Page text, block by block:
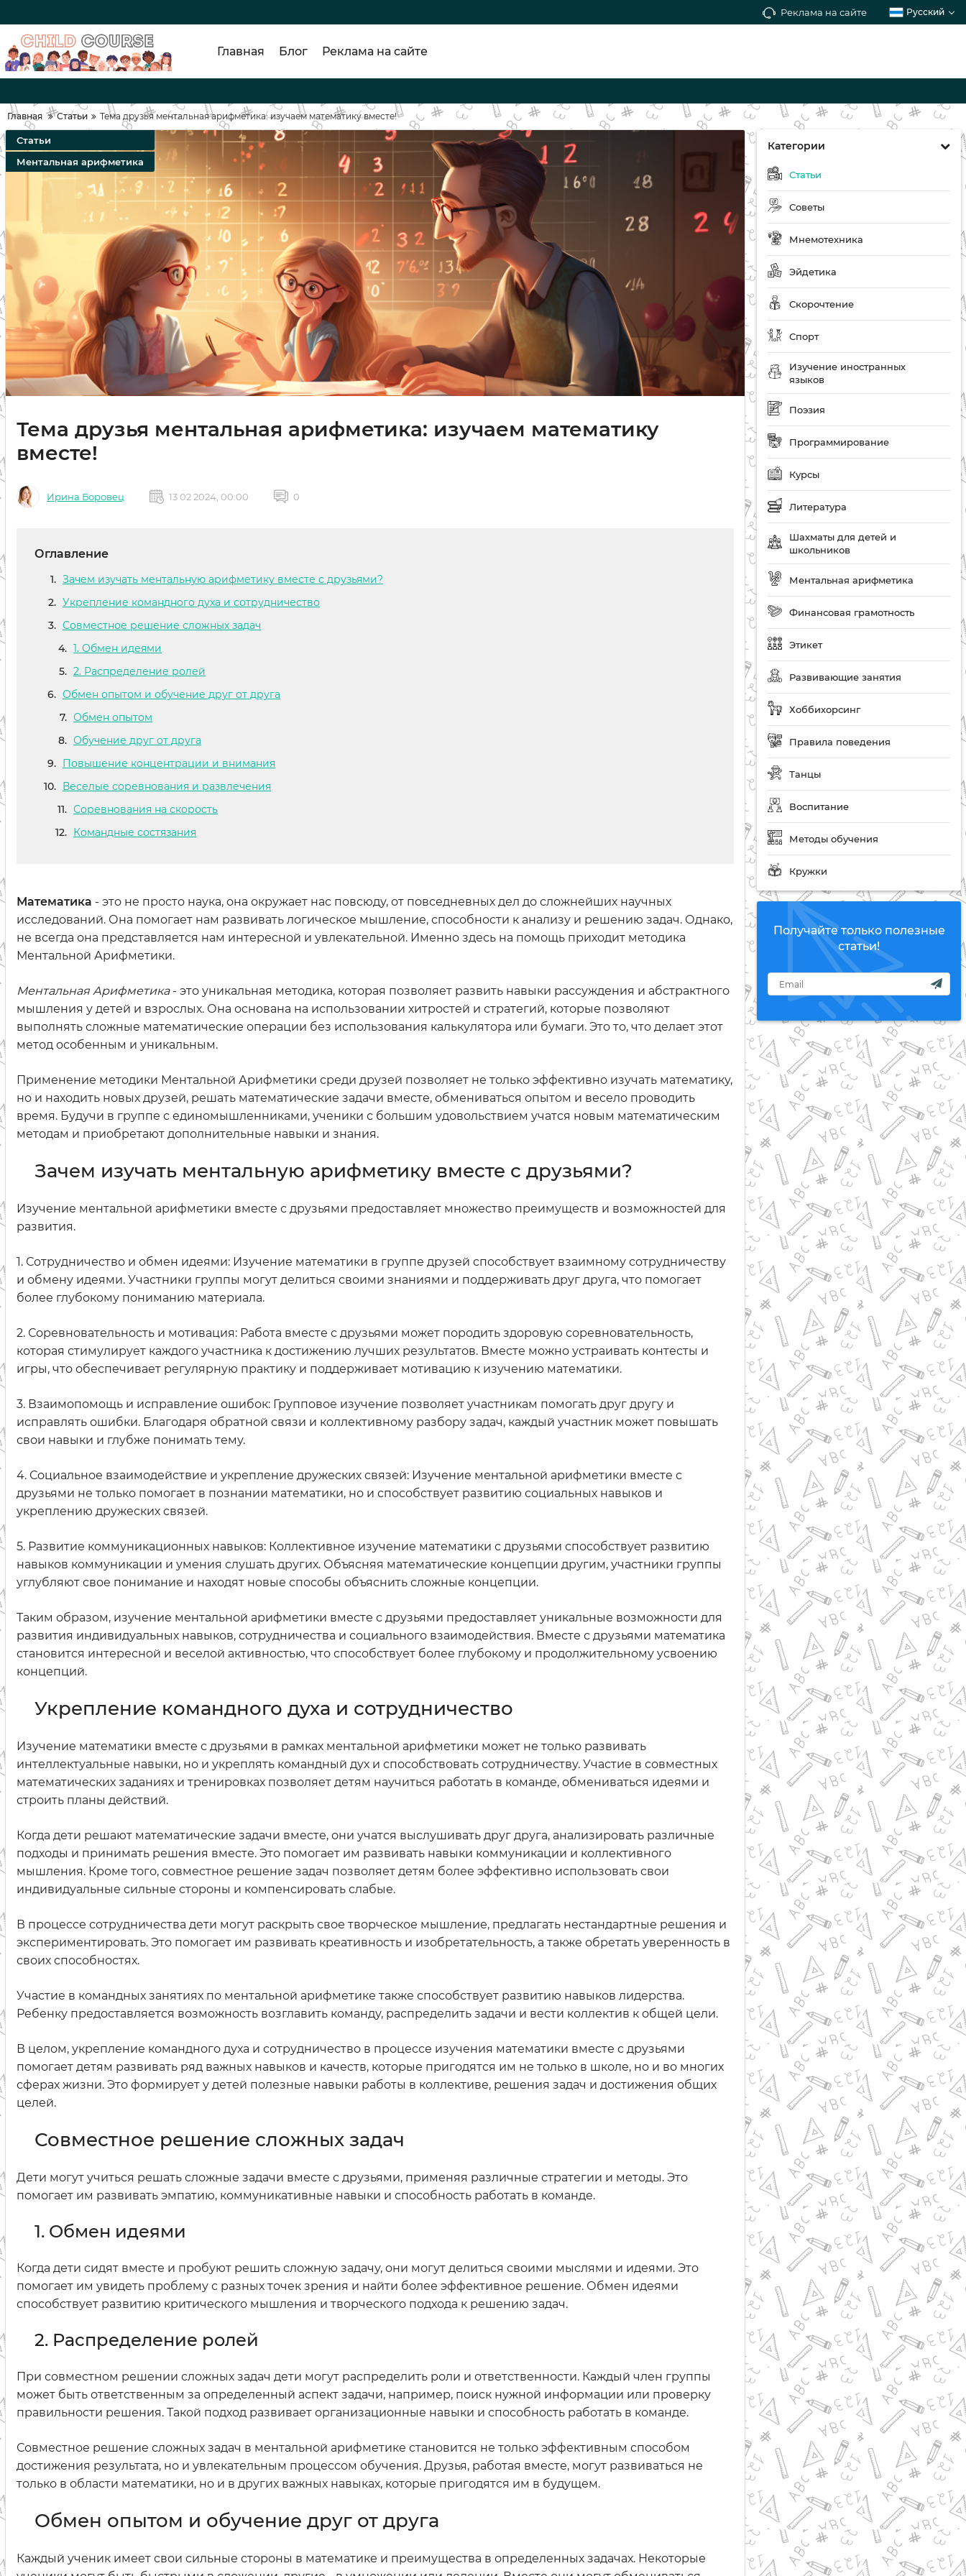
Реклама на сайте Русский
Главная Блог Реклама на сайте
Главная Статьи Тема друзья ментальная арифметика: изучаем математику вместе!
Категории
Статьи
Советы
Мнемотехника
Эйдетика
Скорочтение
Спорт
Изучение иностранных
языков
Поэзия
Программирование
Курсы
Литература
Шахматы для детей и
школьников
Ментальная арифметика
Финансовая грамотность
Этикет
Развивающие занятия
Хоббихорсинг
Правила поведения
Танцы
Воспитание
Методы обучения
Кружки
Получайте только полезные
статьи!
Статьи
Ментальная арифметика
Тема друзья ментальная арифметика: изучаем математику
вместе!
Ирина Боровец 13 02 2024, 00:00 0
Оглавление
Зачем изучать ментальную арифметику вместе с друзьями?
Укрепление командного духа и сотрудничество
Совместное решение сложных задач
1. Обмен идеями
2. Распределение ролей
Обмен опытом и обучение друг от друга
Обмен опытом
Обучение друг от друга
Повышение концентрации и внимания
Веселые соревнования и развлечения
Соревнования на скорость
Командные состязания
Математика - это не просто наука, она окружает нас повсюду, от повседневных дел до сложнейших научных
исследований. Она помогает нам развивать логическое мышление, способности к анализу и решению задач. Однако,
не всегда она представляется нам интересной и увлекательной. Именно здесь на помощь приходит методика
Ментальной Арифметики.
Ментальная Арифметика- это уникальная методика, которая позволяет развить навыки рассуждения и абстрактного
мышления у детей и взрослых. Она основана на использовании хитростей и стратегий, которые позволяют
выполнять сложные математические операции без использования калькулятора или бумаги. Это то, что делает этот
метод особенным и уникальным.
Применение методики Ментальной Арифметики среди друзей позволяет не только эффективно изучать математику,
но и находить новых друзей, решать математические задачи вместе, обмениваться опытом и весело проводить
время. Будучи в группе с единомышленниками, ученики с большим удовольствием учатся новым математическим
методам и приобретают дополнительные навыки и знания.
Зачем изучать ментальную арифметику вместе с друзьями?
Изучение ментальной арифметики вместе с друзьями предоставляет множество преимуществ и возможностей для
развития.
1. Сотрудничество и обмен идеями: Изучение математики в группе друзей способствует взаимному сотрудничеству
и обмену идеями. Участники группы могут делиться своими знаниями и поддерживать друг друга, что помогает
более глубокому пониманию материала.
2. Соревновательность и мотивация: Работа вместе с друзьями может породить здоровую соревновательность,
которая стимулирует каждого участника к достижению лучших результатов. Вместе можно устраивать контесты и
игры, что обеспечивает регулярную практику и поддерживает мотивацию к изучению математики.
3. Взаимопомощь и исправление ошибок: Групповое изучение позволяет участникам помогать друг другу и
исправлять ошибки. Благодаря обратной связи и коллективному разбору задач, каждый участник может повышать
свои навыки и глубже понимать тему.
4. Социальное взаимодействие и укрепление дружеских связей: Изучение ментальной арифметики вместе с
друзьями не только помогает в познании математики, но и способствует развитию социальных навыков и
укреплению дружеских связей.
5. Развитие коммуникационных навыков: Коллективное изучение математики с друзьями способствует развитию
навыков коммуникации и умения слушать других. Объясняя математические концепции другим, участники группы
углубляют свое понимание и находят новые способы объяснить сложные концепции.
Таким образом, изучение ментальной арифметики вместе с друзьями предоставляет уникальные возможности для
развития индивидуальных навыков, сотрудничества и социального взаимодействия. Вместе с друзьями математика
становится интересной и веселой активностью, что способствует более глубокому и продолжительному усвоению
концепций.
Укрепление командного духа и сотрудничество
Изучение математики вместе с друзьями в рамках ментальной арифметики может не только развивать
интеллектуальные навыки, но и укреплять командный дух и способствовать сотрудничеству. Участие в совместных
математических заданиях и тренировках позволяет детям научиться работать в команде, обмениваться идеями и
строить планы действий.
Когда дети решают математические задачи вместе, они учатся выслушивать друг друга, анализировать различные
подходы и принимать решения вместе. Это помогает им развивать навыки коммуникации и коллективного
мышления. Кроме того, совместное решение задач позволяет детям более эффективно использовать свои
индивидуальные сильные стороны и компенсировать слабые.
В процессе сотрудничества дети могут раскрыть свое творческое мышление, предлагать нестандартные решения и
экспериментировать. Это помогает им развивать креативность и изобретательность, а также обретать уверенность в
своих способностях.
Участие в командных занятиях по ментальной арифметике также способствует развитию навыков лидерства.
Ребенку предоставляется возможность возглавить команду, распределить задачи и вести коллектив к общей цели.
В целом, укрепление командного духа и сотрудничество в процессе изучения математики вместе с друзьями
помогает детям развивать ряд важных навыков и качеств, которые пригодятся им не только в школе, но и во многих
сферах жизни. Это формирует у детей полезные навыки работы в коллективе, решения задач и достижения общих
целей.
Совместное решение сложных задач
Дети могут учиться решать сложные задачи вместе с друзьями, применяя различные стратегии и методы. Это
помогает им развивать эмпатию, коммуникативные навыки и способность работать в команде.
1. Обмен идеями
Когда дети сидят вместе и пробуют решить сложную задачу, они могут делиться своими мыслями и идеями. Это
помогает им увидеть проблему с разных точек зрения и найти более эффективное решение. Обмен идеями
способствует развитию критического мышления и творческого подхода к решению задач.
2. Распределение ролей
При совместном решении сложных задач дети могут распределить роли и ответственности. Каждый член группы
может быть ответственным за определенный аспект задачи, например, поиск нужной информации или проверку
правильности решения. Такой подход развивает организационные навыки и способность работать в команде.
Совместное решение сложных задач в ментальной арифметике становится не только эффективным способом
достижения результата, но и увлекательным процессом обучения. Друзья, работая вместе, могут развиваться не
только в области математики, но и в других важных навыках, которые пригодятся им в будущем.
Обмен опытом и обучение друг от друга
Каждый ученик имеет свои сильные стороны в математике и преимущества в определенных задачах. Некоторые